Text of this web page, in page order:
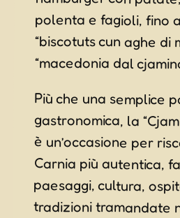
“macedonia dal
Più che una semplice
gastronomica, la
è un’occasione per
Carnia più
paesaggi, cultura,
tradizioni tramandate